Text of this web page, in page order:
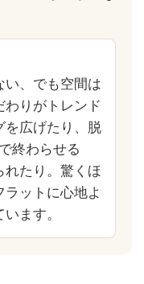
い、でも空間は
わりがトレンド
を広げたり、脱
終わらせる
れたり。驚くほ
ットに心地よ
ます。